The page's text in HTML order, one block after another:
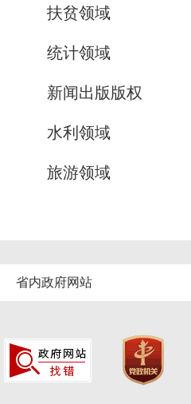
扶贫领域
统计领域
新闻出版版权
水利领域
旅游领域
省内政府网站